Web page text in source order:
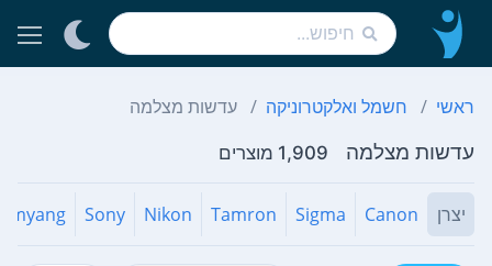
ראשי חשמל ואלקטרוניקה עדשות מצלמה
עדשות מצלמה 1,909 מוצרים
יצרן Canon
Sigma
Tamron
Nikon
Sony